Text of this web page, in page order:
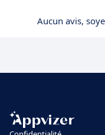
Aucun avis,